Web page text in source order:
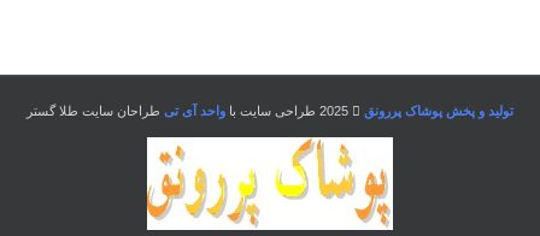
تولید و پخش پوشاک پررونق واحد آی تی طراحان سایت طلا گستر